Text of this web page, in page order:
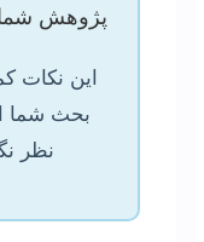
پژوهش شما
این نکات
بحث شما
نظر